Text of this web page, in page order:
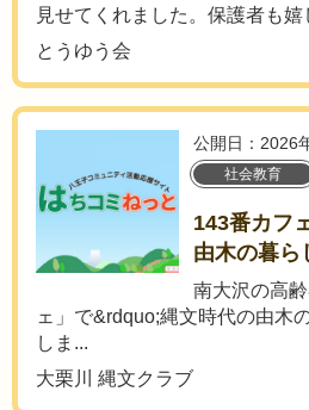
見せてくれました。保護者も嬉
とうゆう会
公開日：2026
社会教育
143番カフ
由木の暮
南大沢の高
ェ」で&rdquo;縄文時代の由木
しま...
大栗川 縄文クラブ